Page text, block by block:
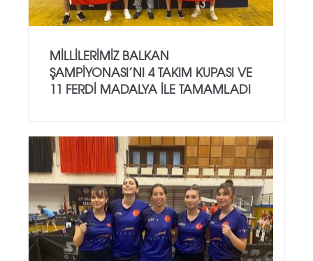
MILLILERIMIZ BALKAN
ŞAMPIYONASI’NI 4 TAKIM KUPASI VE
11 FERDI MADALYA ILE TAMAMLADI